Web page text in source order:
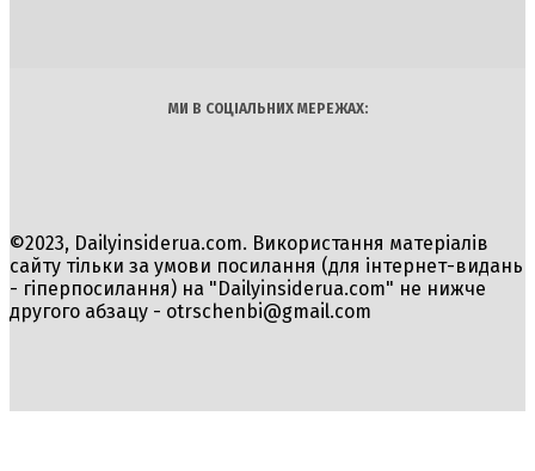
МИ В СОЦІАЛЬНИХ МЕРЕЖАХ:
©2023, Dailyinsiderua.com. Використання матеріалів
сайту тільки за умови посилання (для інтернет-видань
- гіперпосилання) на "Dailyinsiderua.com" не нижче
другого абзацу - otrschenbi@gmail.com